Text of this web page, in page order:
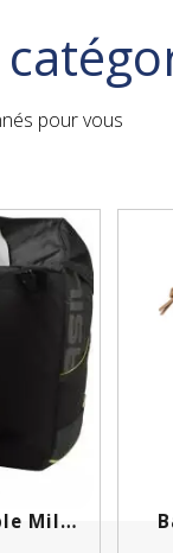
pour vous
Basil Sacoche double Miles...